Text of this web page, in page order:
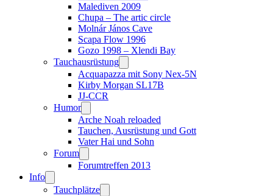
Malediven 2009
Chupa – The artic circle
Molnár János Cave
Scapa Flow 1996
Gozo 1998 – Xlendi Bay
Tauchausrüstung
Acquapazza mit Sony Nex-5N
Kirby Morgan SL17B
JJ-CCR
Humor
Arche Noah reloaded
Tauchen, Ausrüstung und Gott
Vater Hai und Sohn
Forum
Forumtreffen 2013
Info
Tauchplätze